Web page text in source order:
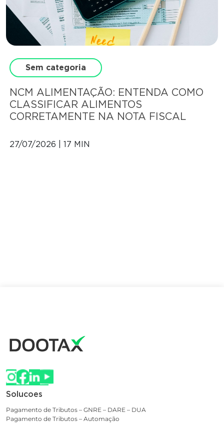
Sem categoria
NCM ALIMENTAÇÃO: ENTENDA COMO
CLASSIFICAR ALIMENTOS
CORRETAMENTE NA NOTA FISCAL
27/07/2026 | 17 MIN
Solucoes
Pagamento de Tributos – GNRE – DARE – DUA
Pagamento de Tributos – Automação